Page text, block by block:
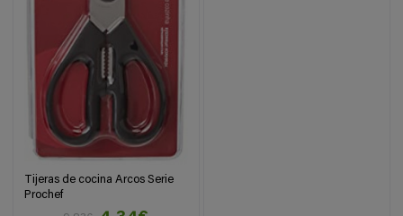
Tijeras de cocina Arcos Serie
Prochef